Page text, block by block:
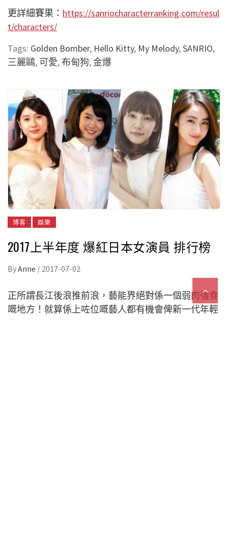
更詳細賽果： https://sanriocharacterranking.com/resul
t/characters/
Tags: Golden Bomber, Hello Kitty, My Melody,SANRIO,
三麗鷗, 可愛,布甸狗,金爆
博客 娛樂
2017上半年度 爆紅日本女演員 排行榜
ByAnne / 2017-07-02
正所謂長江後浪推前浪，藝能界絕對係一個弱肉強食
嘅地方！就算係上咗位嘅藝人都有機會俾新一代年輕